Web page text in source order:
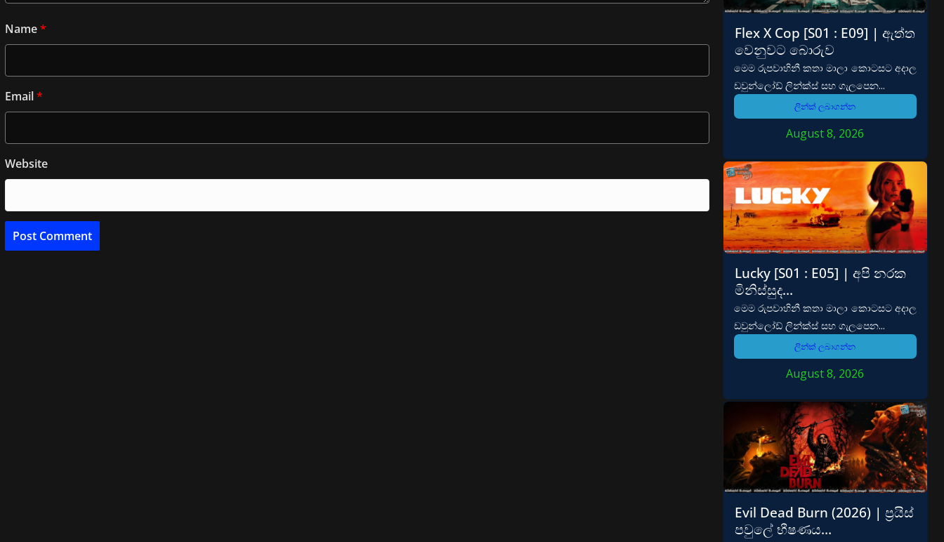
Name*
Email*
Website
Flex X Cop [S01 : E09] | ඇත්ත
වෙනුවට බොරුව
මෙම රුපවාහිනී කතා මාලා කොටසට අදාල
ඩවුන්ලෝඩ් ලින්ක්ස් සහ ගැලපෙන...
ලින්ක් ලබාගන්න
August 8, 2026
Lucky [S01 : E05] | අපි නරක
මිනිස්සුද…
මෙම රුපවාහිනී කතා මාලා කොටසට අදාල
ඩවුන්ලෝඩ් ලින්ක්ස් සහ ගැලපෙන...
ලින්ක් ලබාගන්න
August 8, 2026
Evil Dead Burn (2026) | ප්‍රයිස්
පවුලේ භීෂණය…